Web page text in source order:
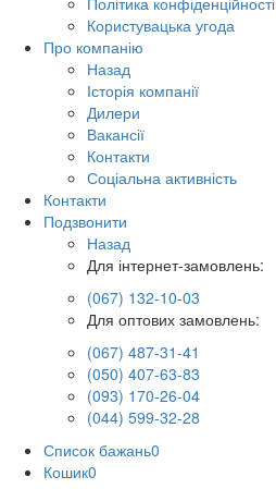
Користувацька угода
Про компанію
Назад
Історія компанії
Дилери
Вакансії
Контакти
Соціальна активність
Контакти
Подзвонити
Назад
Для інтернет-замовлень:
(067) 132-10-03
Для оптових замовлень:
(067) 487-31-41
(050) 407-63-83
(093) 170-26-04
(044) 599-32-28
Список бажань0
Кошик0